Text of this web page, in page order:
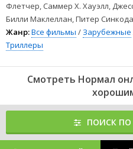
Флетчер, Саммер Х. Хауэлл,
Билли Маклеллан, Питер
Жанр:Все фильмы / Зарубежные
Триллеры
Смотреть Нормал
ПОИСК